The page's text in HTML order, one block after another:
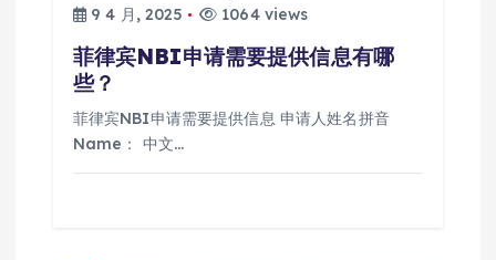
9 4 月, 2025
1064 views
菲律宾NBI申请需要提供信息有哪
些？
菲律宾NBI申请需要提供信息 申请人姓名拼音
Name： 中文…